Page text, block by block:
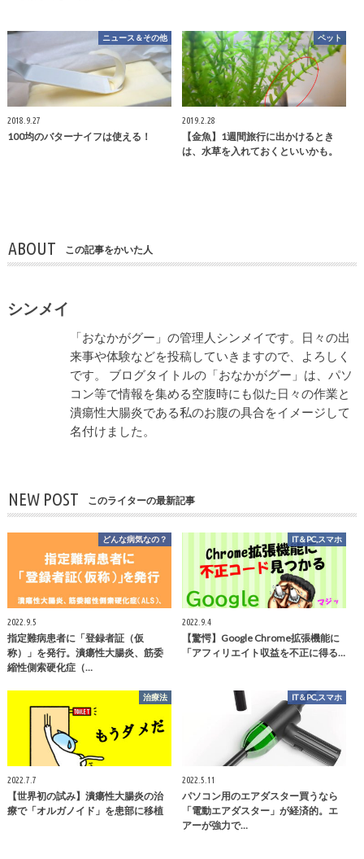
ニュース＆その他
2018.9.27
100均のバターナイフは使える！
ペット
2019.2.28
【金魚】1週間旅行に出かけるとき
は、水草を入れておくといいかも。
ABOUT この記事をかいた人
シンメイ
「おなかがグー」の管理人シンメイです。日々の出
来事や体験などを投稿していきますので、よろしく
です。 ブログタイトルの「おなかがグー」は、パソ
コン等で情報を集める空腹時にも似た日々の作業と
潰瘍性大腸炎である私のお腹の具合をイメージして
名付けました。
NEW POST このライターの最新記事
どんな病気なの？
2022.9.5
指定難病患者に「登録者証（仮
称）」を発行。潰瘍性大腸炎、筋委
縮性側索硬化症（…
IT＆PC,スマホ
2022.9.4
【驚愕】Google Chrome拡張機能に
「アフィリエイト収益を不正に得る…
治療法
2022.7.7
【世界初の試み】潰瘍性大腸炎の治
療で「オルガノイド」を患部に移植
IT＆PC,スマホ
2022.5.11
パソコン用のエアダスター買うなら
「電動エアダスター」が経済的。エ
アーが強力で…